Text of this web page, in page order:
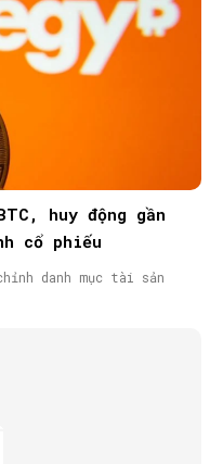
huy động gần
cổ phiếu
danh mục tài sản